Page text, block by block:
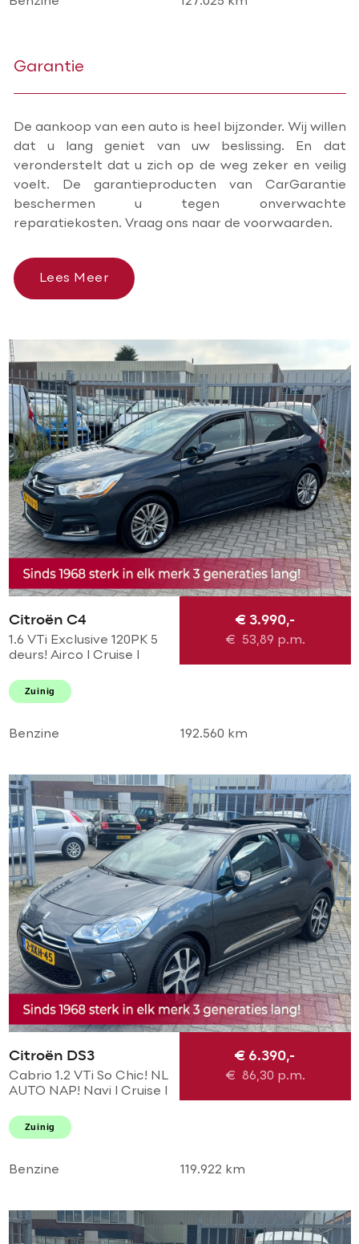
Garantie
De aankoop van een auto is heel bijzonder. Wij willen
dat u lang geniet van uw beslissing. En dat
veronderstelt dat u zich op de weg zeker en veilig
voelt. De garantieproducten van CarGarantie
beschermen u tegen onverwachte
reparatiekosten. Vraag ons naar de voorwaarden.
Lees Meer
Citroën C4
1.6 VTi Exclusive 120PK 5
deurs! Airco l Cruise l
Stoelverwarming l PDC!
NL AUTO NAP l Dealer
€ 3.990,-
€ 53,89 p.m.
Zuinig
Benzine 192.560 km
Citroën DS3
Cabrio 1.2 VTi So Chic! NL
AUTO NAP! Navi l Cruise l
riem l Dealer OH l
NIEUWSTAAT!
€ 6.390,-
€ 86,30 p.m.
Zuinig
Benzine 119.922 km